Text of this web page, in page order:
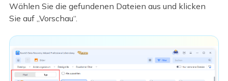
Wählen Sie die gefundenen Dateien aus und klicken
Sie auf „Vorschau“.